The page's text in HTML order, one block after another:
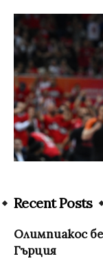
Recent Posts
Олимпиакос
Гърция